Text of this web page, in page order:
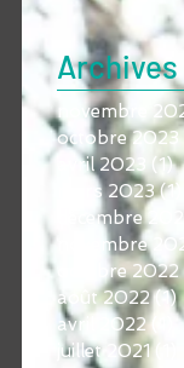
Archives
novembre
octobre 2023
avril 2023
(1)
mars 2023 (1)
décembre 2022
novembre
octobre 2022
août 2022 (1)
avril 2022
juillet 2021